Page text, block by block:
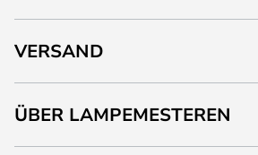
VERSAND
ÜBER LAMPEMESTEREN